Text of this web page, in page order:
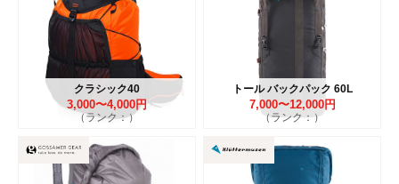
クラシック40
3,000〜4,000円
（ランク：）
トール バックパック 60L
7,000〜12,000円
（ランク：）